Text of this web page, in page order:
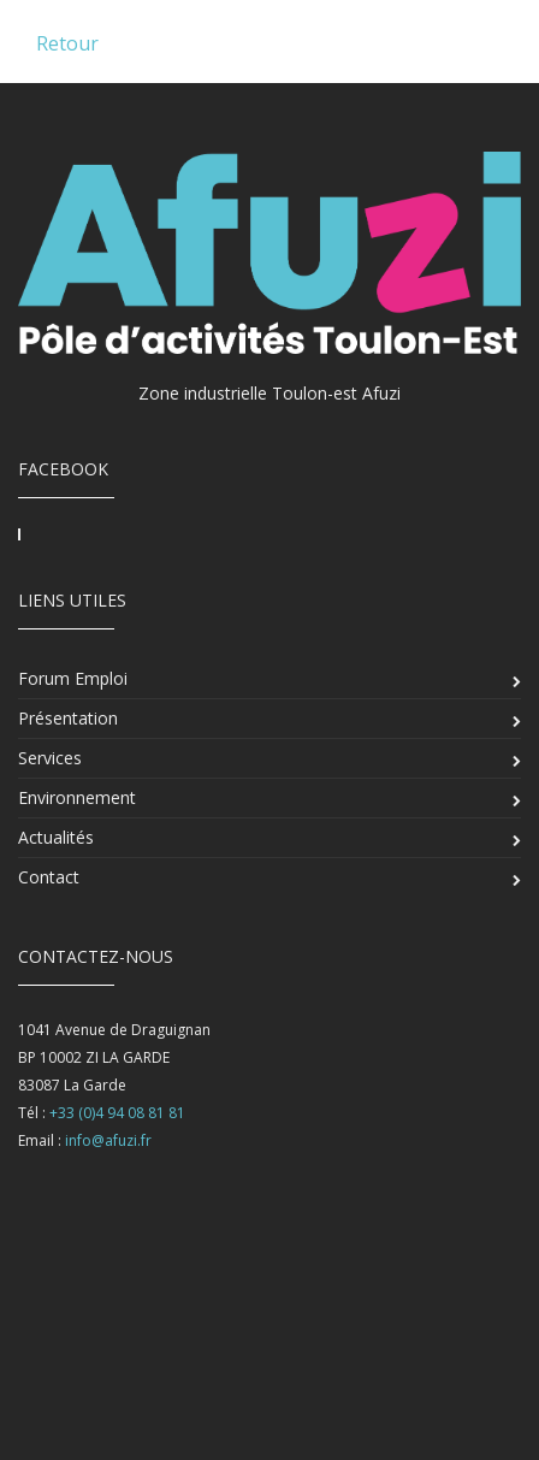
Retour
Zone industrielle Toulon-est Afuzi
FACEBOOK
LIENS UTILES
Forum Emploi
Présentation
Services
Environnement
Actualités
Contact
CONTACTEZ-NOUS
1041 Avenue de Draguignan
BP 10002 ZI LA GARDE
83087 La Garde
Tél : +33 (0)4 94 08 81 81
Email : info@afuzi.fr